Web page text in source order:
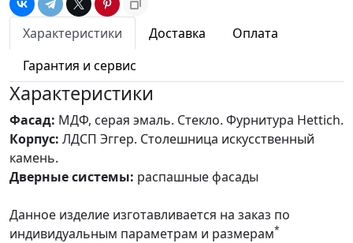
Характеристики Доставка
Оплата
Гарантия и сервис
Характеристики
Фасад: МДФ, серая эмаль. Стекло. Фурнитура Hettich.
Корпус: ЛДСП Эггер. Столешница искусственный
камень.
Дверные системы: распашные фасады
Данное изделие изготавливается на заказ по
индивидуальным параметрам и размерам*